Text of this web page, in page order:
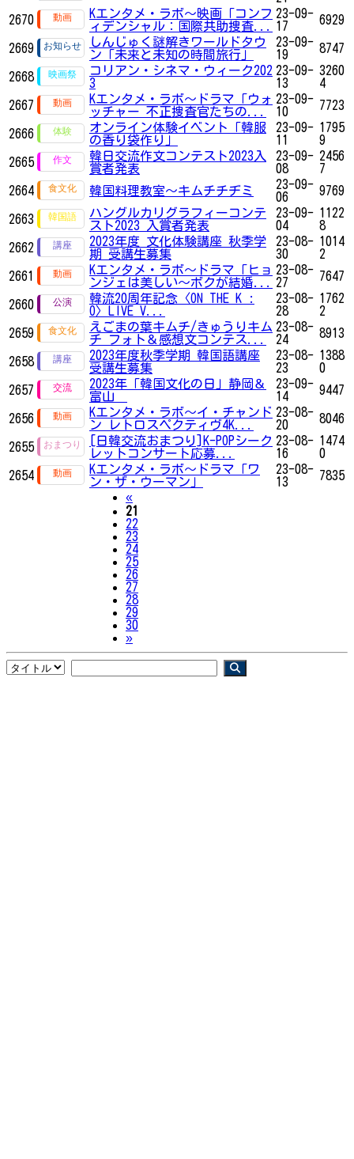
2670
Kエンタメ・ラボ～映画「コンフ
ィデンシャル：国際共助捜査...
23-09-
17
6929
2669
しんじゅく謎解きワールドタウ
ン「未来と未知の時間旅行」
23-09-
19
8747
2668
コリアン・シネマ・ウィーク202
3
23-09-
13
3260
4
2667
Kエンタメ・ラボ～ドラマ「ウォ
ッチャー 不正捜査官たちの...
23-09-
10
7723
2666
オンライン体験イベント「韓服
の香り袋作り」
23-09-
11
1795
9
2665
韓日交流作文コンテスト2023入
賞者発表
23-09-
08
2456
7
2664
韓国料理教室～キムチチヂミ
23-09-
06
9769
2663
ハングルカリグラフィーコンテ
スト2023 入賞者発表
23-09-
04
1122
8
2662
2023年度 文化体験講座 秋季学
期 受講生募集
23-08-
30
1014
2
2661
Kエンタメ・ラボ～ドラマ「ヒョ
ンジェは美しい～ボクが結婚...
23-08-
27
7647
2660
韓流20周年記念〈ON THE K :
O〉LIVE V...
23-08-
28
1762
2
2659
えごまの葉キムチ/きゅうりキム
チ フォト＆感想文コンテス...
23-08-
24
8913
2658
2023年度秋季学期 韓国語講座
受講生募集
23-08-
23
1388
0
2657
2023年「韓国文化の日」静岡＆
富山
23-09-
14
9447
2656
Kエンタメ・ラボ～イ・チャンド
ン レトロスペクティヴ4K...
23-08-
20
8046
2655
[日韓交流おまつり]K-POPシーク
レットコンサート応募...
23-08-
16
1474
0
2654
Kエンタメ・ラボ～ドラマ「ワ
ン・ザ・ウーマン」
23-08-
13
7835
«Previous
21
22
23
24
25
26
27
28
29
30
»Next